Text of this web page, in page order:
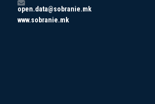
open.data@sobranie.mk
www.sobranie.mk